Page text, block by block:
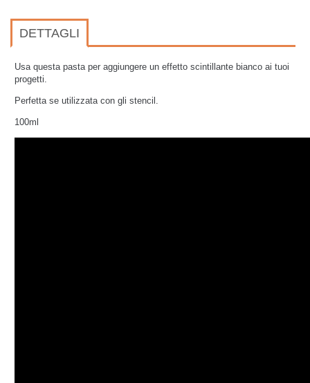
DETTAGLI
Usa questa pasta per aggiungere un effetto scintillante bianco ai tuoi
progetti.
Perfetta se utilizzata con gli stencil.
100ml